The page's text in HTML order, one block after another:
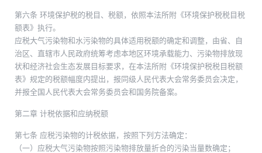
第六条 环境保护税的税目、税额，依照本法所附《环境保护税税目税
额表》执行。
应税大气污染物和水污染物的具体适用税额的确定和调整，由省、自
治区、直辖市人民政府统筹考虑本地区环境承载能力、污染物排放现
状和经济社会生态发展目标要求，在本法所附《环境保护税税目税额
表》规定的税额幅度内提出，报同级人民代表大会常务委员会决定，
并报全国人民代表大会常务委员会和国务院备案。
第二章 计税依据和应纳税额
第七条 应税污染物的计税依据，按照下列方法确定：
（一）应税大气污染物按照污染物排放量折合的污染当量数确定；